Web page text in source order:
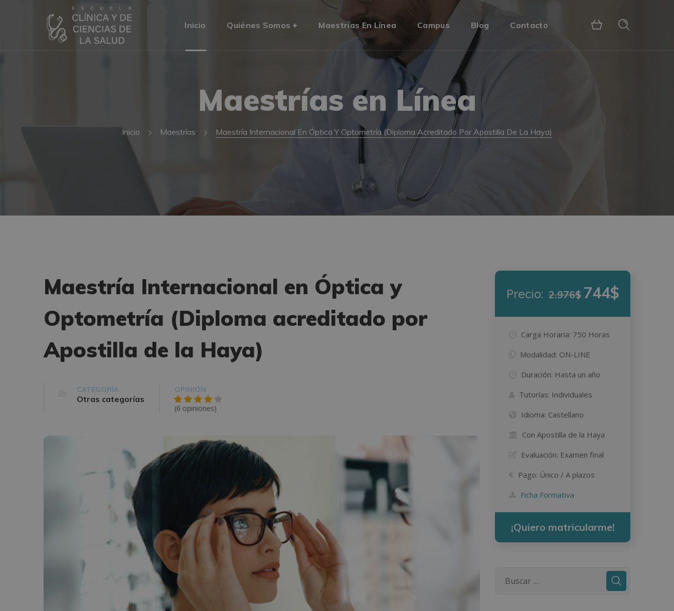
Inicio Quiénes Somos Maestrías En Línea Campus Blog Contacto
Maestrías en Línea
Inicio Maestrías Maestría Internacional En Óptica Y Optometría (Diploma Acreditado Por Apostilla De La Haya)
Maestría Internacional en Óptica y
Optometría (Diploma acreditado por
Apostilla de la Haya)
CATEGORÍA
Otras categorías
OPINIÓN
(6 opiniones)
Precio: 2.976$ 744$
Carga Horaria: 750 Horas
Modalidad: ON-LINE
Duración: Hasta un año
Tutorías: Individuales
Idioma: Castellano
Con Apostilla de la Haya
Evaluación: Examen final
Pago: Único / A plazos
Ficha Formativa
¡Quiero matricularme!